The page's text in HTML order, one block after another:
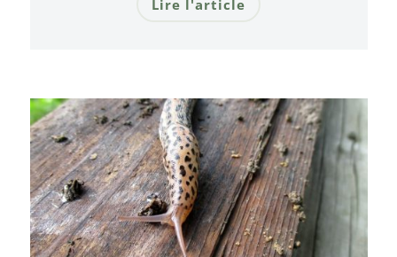
Lire l'article